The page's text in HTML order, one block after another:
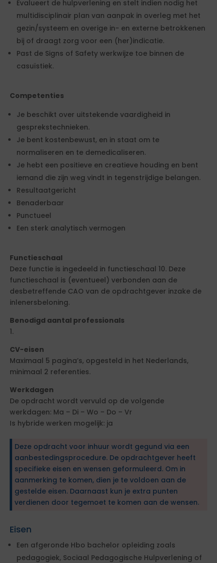
Evalueert de hulpverlening en stelt indien nodig het
multidisciplinair plan van aanpak in overleg met het
gezin/systeem en overige in- en externe betrokkenen
bij of draagt zorg voor een (her)indicatie.
Past de Signs of Safety werkwijze toe binnen de
casuïstiek.
Competenties
Je beschikt over uitstekende vaardigheid in
gesprekstechnieken.
Je bent kostenbewust, en in staat om te
normaliseren en te demedicaliseren.
Je hebt een positieve en creatieve houding en bent
iemand die zijn weg vindt in tegenstrijdige belangen.
Resultaatgericht
Benaderbaar
Punctueel
Een sterk analytisch vermogen
Functieschaal
Deze functie is ingedeeld in functieschaal 10. Deze
functieschaal is (eventueel) verbonden aan de
desbetreffende CAO van de opdrachtgever inzake de
inlenersbeloning.
Benodigd aantal professionals
1.
CV-eisen
Maximaal 5 pagina’s, opgesteld in het Nederlands,
minimaal 2 referenties.
Werkdagen
De opdracht wordt vervuld op de volgende
werkdagen: Ma – Di – Wo – Do – Vr
Is hybride werken mogelijk: ja
Deze opdracht voor inhuur wordt gegund via een
aanbestedingsprocedure. De opdrachtgever heeft
specifieke eisen en wensen geformuleerd. Om in
aanmerking te komen, dien je te voldoen aan de
gestelde eisen. Daarnaast kun je extra punten
verdienen door tegemoet te komen aan de wensen.
Eisen
Een afgeronde Hbo bachelor opleiding zoals
pedagogiek, Sociaal Pedagogische Hulpverlening of